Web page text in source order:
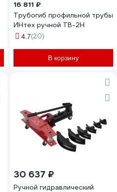
16 811 ₽
Трубогиб профильной трубы
ИНтех ручной ТВ-2Н
4.7(20)
В корзину
30 637 ₽
Ручной гидравлический